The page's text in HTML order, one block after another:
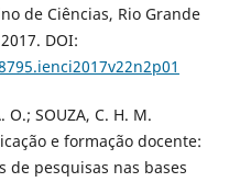
de Ciências, Rio Grande
DOI:
O.; SOUZA, C. H. M.
e formação docente:
de pesquisas nas bases